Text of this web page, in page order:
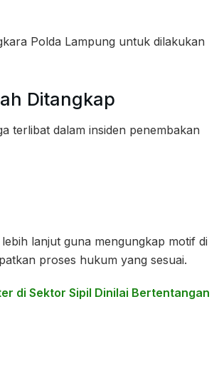
Polda Lampung untuk dilakukan
Ditangkap
terlibat dalam insiden penembakan
lanjut guna mengungkap motif di
proses hukum yang sesuai.
di Sektor Sipil Dinilai Bertentangan